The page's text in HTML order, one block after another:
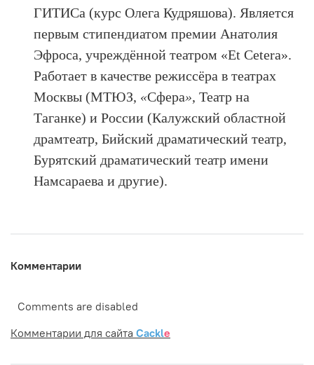
ГИТИСа (курс Олега Кудряшова). Является
первым стипендиатом премии Анатолия
Эфроса, учреждённой театром «Et Cetera».
Работает в качестве режиссёра в театрах
Москвы (МТЮЗ, «Сфера», Театр на
Таганке) и России (Калужский областной
драмтеатр, Бийский драматический театр,
Бурятский драматический театр имени
Намсараева и другие).
Комментарии
Comments are disabled
Комментарии для сайта Cackle